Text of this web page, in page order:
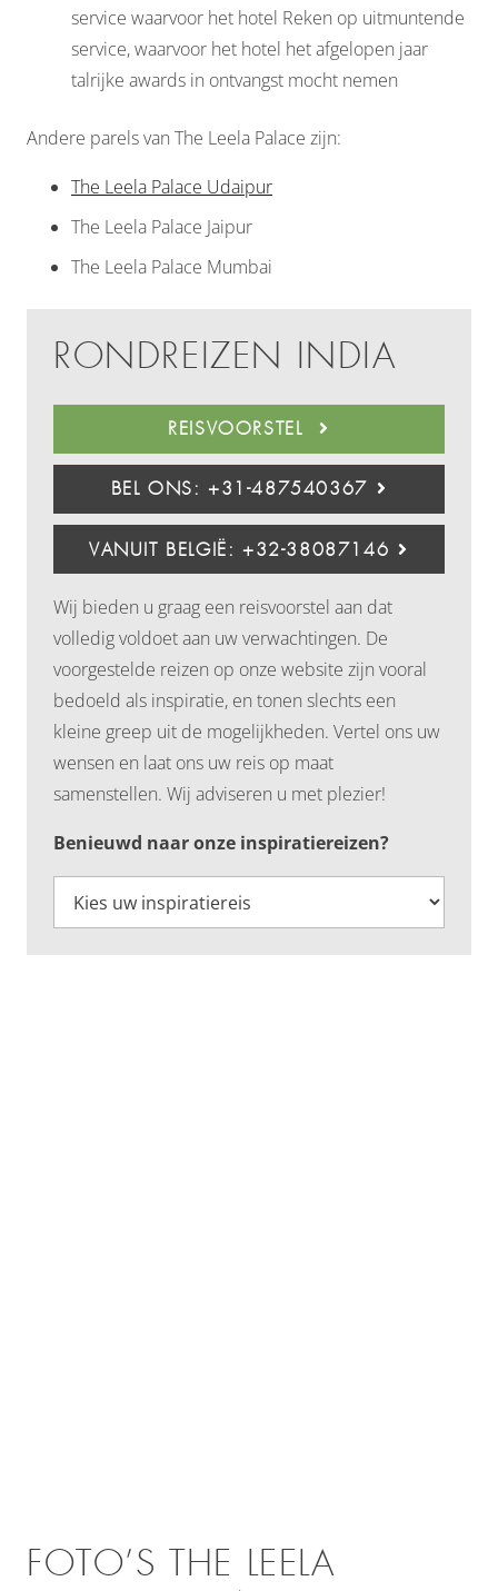
service waarvoor het hotel Reken op uitmuntende
service, waarvoor het hotel het afgelopen jaar
talrijke awards in ontvangst mocht nemen
Andere parels van The Leela Palace zijn:
The Leela Palace Udaipur
The Leela Palace Jaipur
The Leela Palace Mumbai
RONDREIZEN INDIA
REISVOORSTEL
BEL ONS: +31-487540367
VANUIT BELGIË: +32-38087146
Wij bieden u graag een reisvoorstel aan dat
volledig voldoet aan uw verwachtingen. De
voorgestelde reizen op onze website zijn vooral
bedoeld als inspiratie, en tonen slechts een
kleine greep uit de mogelijkheden. Vertel ons uw
wensen en laat ons uw reis op maat
samenstellen. Wij adviseren u met plezier!
Benieuwd naar onze inspiratiereizen?
FOTO’S THE LEELA